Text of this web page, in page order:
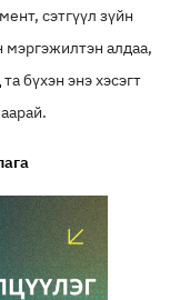
сэтгүүл зүйн
мэргэжилтэн алдаа,
бүхэн энэ хэсэгт